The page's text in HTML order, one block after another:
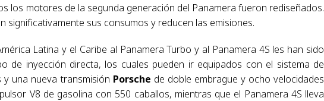
los motores de la segunda generación del Panamera fueron rediseñados.
significativamente sus consumos y reducen las emisiones.
Latina y el Caribe al Panamera Turbo y al Panamera 4S les han sido
de inyección directa, los cuales pueden ir equipados con el sistema de
una nueva transmisión Porsche de doble embrague y ocho velocidades
V8 de gasolina con 550 caballos, mientras que el Panamera 4S lleva